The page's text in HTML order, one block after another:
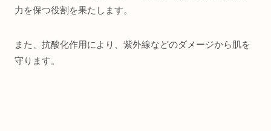
力を保つ役割を果たします。
また、抗酸化作用により、紫外線などのダメージから肌を
守ります。